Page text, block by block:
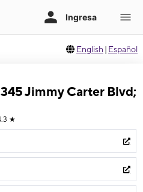
English | Español
Jimmy Carter Blvd;
★